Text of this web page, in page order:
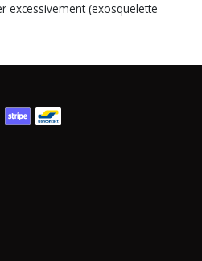
excessivement (exosquelette